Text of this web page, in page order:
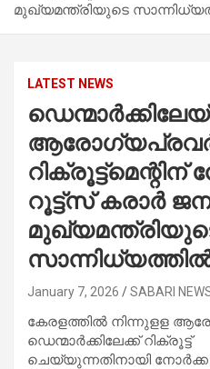
മുഖ്യമന്ത്രിയുടെ
LATEST NEWS
റിക്രൂട്ട്‌മെന്റിന്
റൂട്ട്‌സ് കരാർ
January 7, 2026 SABARI
കേരളത്തിൽ നിന്നുളള
ഡെന്മാർക്കിലേക്ക് റിക്രൂട്ട്
ചെയ്യുന്നതിനായി